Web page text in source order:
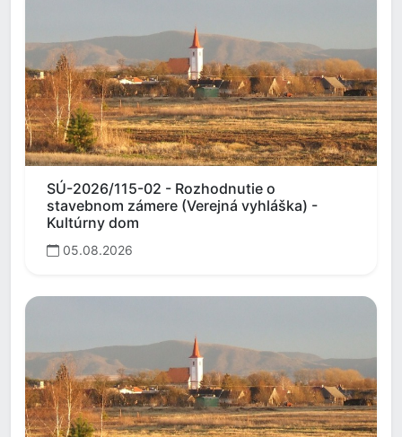
SÚ-2026/115-02 - Rozhodnutie o
stavebnom zámere (Verejná vyhláška) -
Kultúrny dom
05.08.2026